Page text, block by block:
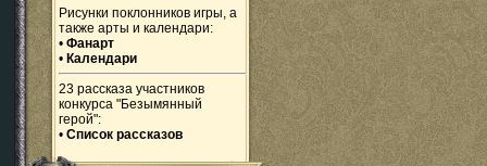
Рисунки поклонников игры, а
также арты и календари:
• Фанарт
• Календари
23 рассказа участников
конкурса "Безымянный
герой":
• Список рассказов